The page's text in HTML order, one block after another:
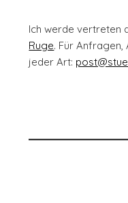
Ich werde vertreten
Ruge. Für
jeder Art: